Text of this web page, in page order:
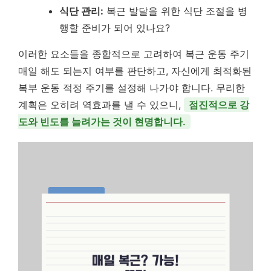
식단 관리: 복근 발달을 위한 식단 조절을 병
행할 준비가 되어 있나요?
이러한 요소들을 종합적으로 고려하여 복근 운동 주기
매일 해도 되는지 여부를 판단하고, 자신에게 최적화된
복부 운동 적정 주기를 설정해 나가야 합니다. 무리한
계획은 오히려 역효과를 낼 수 있으니,
점진적으로 강
도와 빈도를 늘려가는 것이 현명합니다.